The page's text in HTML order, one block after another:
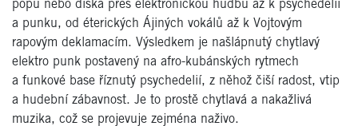
popu nebo diska přes elektronickou hudbu až k psychedelii
a punku, od éterických Ájiných vokálů až k Vojtovým
rapovým deklamacím. Výsledkem je našlápnutý chytlavý
elektro punk postavený na afro-kubánských rytmech
a funkové base říznutý psychedelií, z něhož čiší radost, vtip
a hudební zábavnost. Je to prostě chytlavá a nakažlivá
muzika, což se projevuje zejména naživo.